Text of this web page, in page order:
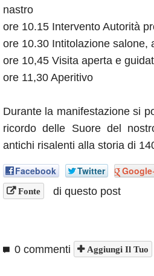
nastro
ore 10.15 Intervento Autorità
ore 10.30 Intitolazione salone,
ore 10,45 Visita aperta e
ore 11,30 Aperitivo
Durante la manifestazione si
ricordo delle Suore del
antichi risalenti alla storia di
Facebook Twitter
Fonte di questo post
0 commenti Aggiungi Il Tuo